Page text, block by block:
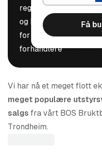
registreringsnummer
og kilometerstand
for å motta bud fra
forhandlere
Få
Vi har nå et meget flott
meget populære
salgs fra vårt BOS
Trondheim.